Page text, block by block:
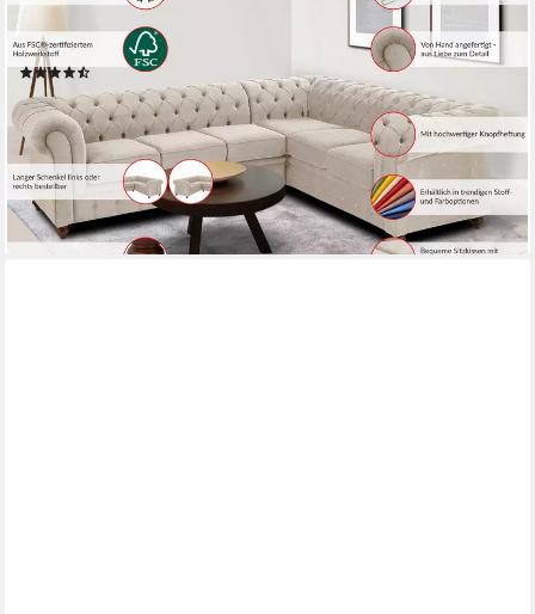
wählbar
1.979,99 € UVP2.799,99 €
-29%
lieferbar in 8 Wochen
+1